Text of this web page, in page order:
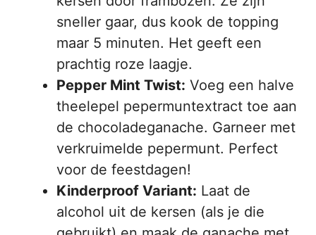
sneller gaar, dus kook de topping
maar 5 minuten. Het geeft een
prachtig roze laagje.
Pepper Mint Twist: Voeg een halve
theelepel pepermuntextract toe aan
de chocoladeganache. Garneer met
verkruimelde pepermunt. Perfect
voor de feestdagen!
Kinderproof Variant: Laat de
alcohol uit de kersen (als je die